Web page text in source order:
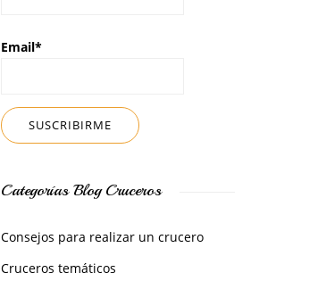
Email*
Categorías Blog Cruceros
Consejos para realizar un crucero
Cruceros temáticos